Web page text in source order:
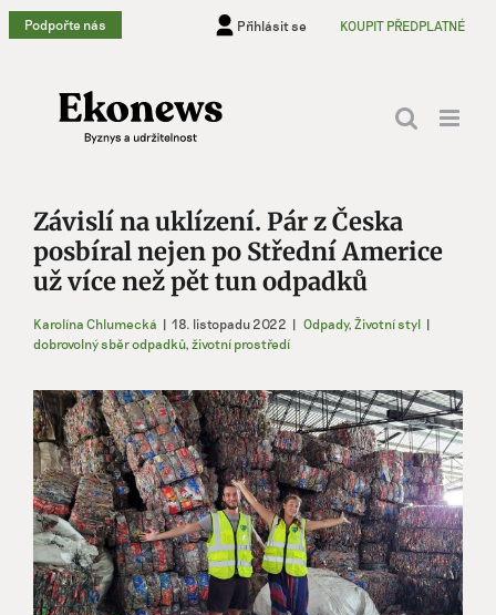
Přeskočit
na
Podpořte nás Přihlásit se KOUPIT PŘEDPLATNÉ
Závislí na uklízení. Pár z Česka
posbíral nejen po Střední Americe
už více než pět tun odpadků
Karolína Chlumecká | 18. listopadu 2022 | Odpady, Životní styl |
dobrovolný sběr odpadků, životní prostředí
Zobrazit
větší
obrázek